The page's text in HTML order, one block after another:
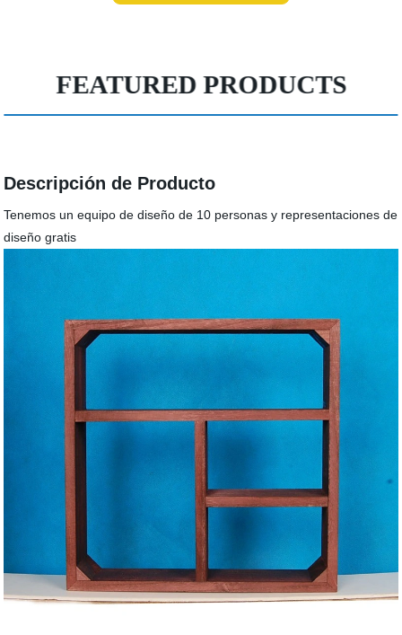
FEATURED PRODUCTS
Descripción de Producto
Tenemos un equipo de diseño de 10 personas y representaciones de
diseño gratis